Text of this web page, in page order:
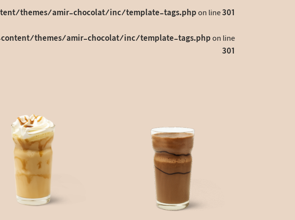
themes/amir-chocolat/inc/template-tags.phpon line301
themes/amir-chocolat/inc/template-tags.phpon line
301